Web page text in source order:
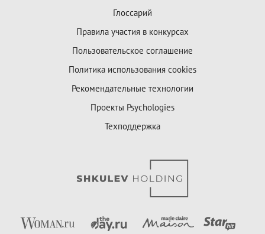
Глоссарий
Правила участия в конкурсах
Пользовательское соглашение
Политика использования cookies
Рекомендательные технологии
Проекты Psychologies
Техподдержка